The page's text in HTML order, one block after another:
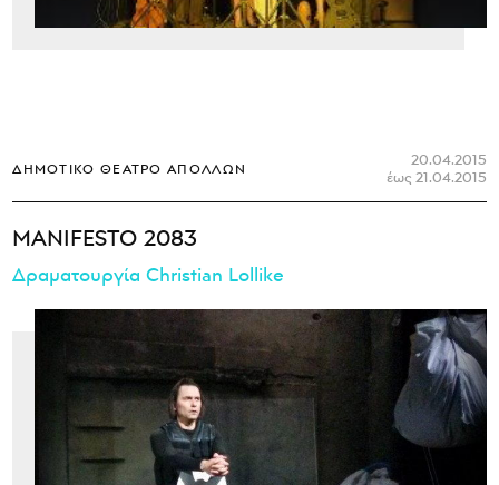
20.04.2015
έως 21.04.2015
ΔΗΜΟΤΙΚΌ ΘΈΑΤΡΟ ΑΠΌΛΛΩΝ
MANIFESTO 2083
Δραματουργία Christian Lollike